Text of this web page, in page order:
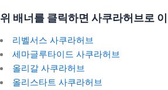
위 배너를 클릭하면 사쿠라허브로
리벨서스 사쿠라허브
세마글루타이드 사쿠라허브
올리갈 사쿠라허브
올리스타트 사쿠라허브